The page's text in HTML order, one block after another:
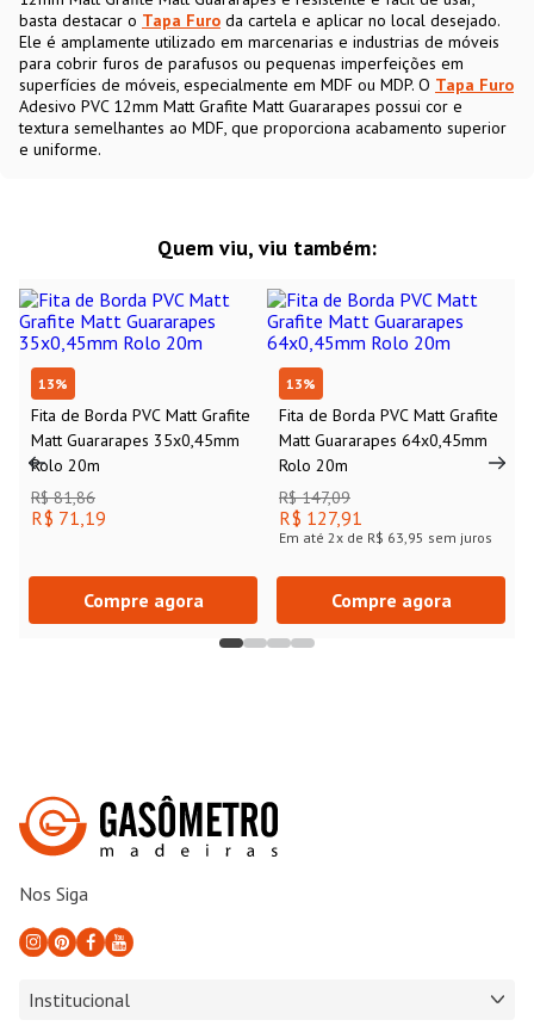
basta destacar o Tapa Furo da cartela e aplicar no local desejado.
Ele é amplamente utilizado em marcenarias e industrias de móveis
para cobrir furos de parafusos ou pequenas imperfeições em
superfícies de móveis, especialmente em MDF ou MDP. O Tapa Furo
Adesivo PVC 12mm Matt Grafite Matt Guararapes possui cor e
textura semelhantes ao MDF, que proporciona acabamento superior
e uniforme.
Quem viu, viu também:
13%
Fita de Borda PVC Matt Grafite
Matt Guararapes 35x0,45mm
Rolo 20m
R$ 81,86
R$ 71,19
Compre agora
13%
Fita de Borda PVC Matt Grafite
Matt Guararapes 64x0,45mm
Rolo 20m
R$ 147,09
R$ 127,91
Em até 2x de R$ 63,95 sem juros
Compre agora
Nos Siga
Institucional